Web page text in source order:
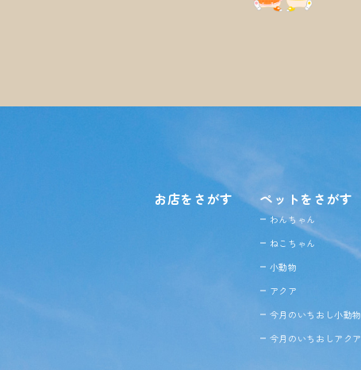
お店をさがす ペットをさがす
わんちゃん
ねこちゃん
小動物
アクア
今月のいちおし小動物
今月のいちおしアクア